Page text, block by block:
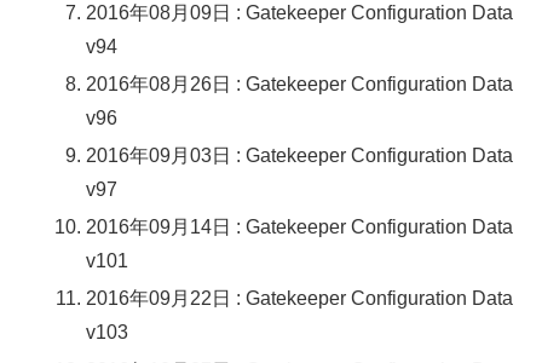
2016年08月09日 : Gatekeeper Configuration Data
v94
2016年08月26日 : Gatekeeper Configuration Data
v96
2016年09月03日 : Gatekeeper Configuration Data
v97
2016年09月14日 : Gatekeeper Configuration Data
v101
2016年09月22日 : Gatekeeper Configuration Data
v103